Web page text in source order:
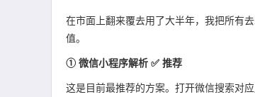
在市面上翻来覆去用了大半年，我把所有
值。
① 微信小程序解析 ✅ 推荐
这是目前最推荐的方案。打开微信搜索对